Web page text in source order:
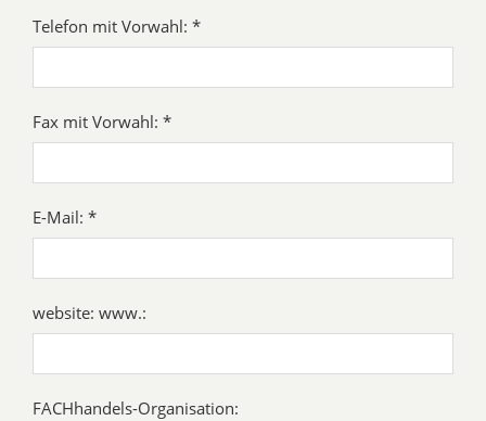
Telefon mit Vorwahl: *
Fax mit Vorwahl: *
E-Mail: *
website: www.:
FACHhandels-Organisation: